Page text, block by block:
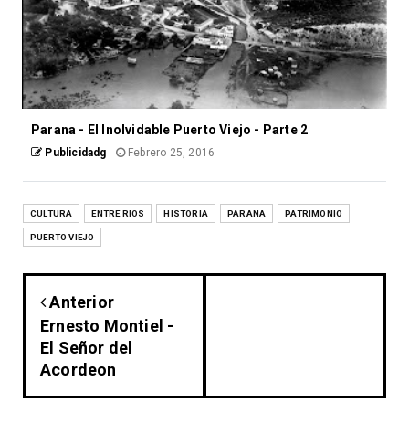
Parana - El Inolvidable Puerto Viejo - Parte 2
Publicidadg Febrero 25, 2016
CULTURA ENTRE RIOS HISTORIA PARANA PATRIMONIO
PUERTO VIEJO
Anterior
Ernesto Montiel -
El Señor del
Acordeon